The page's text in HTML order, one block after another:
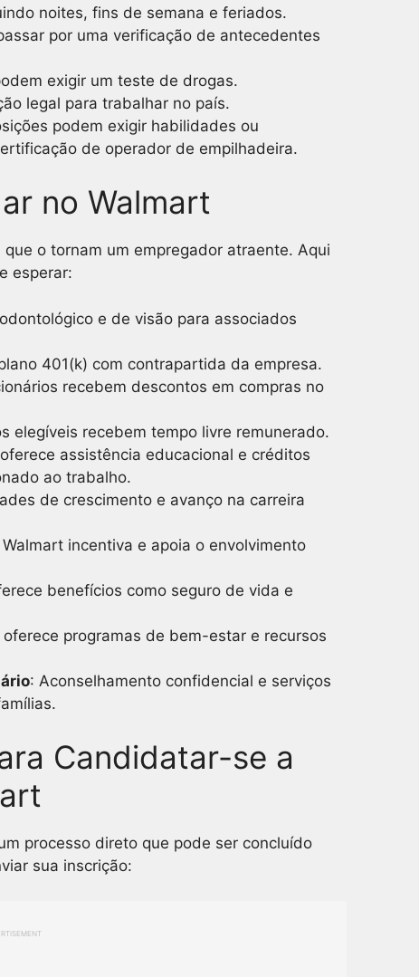
noites, fins de semana e feriados.
por uma verificação de antecedentes
exigir um teste de drogas.
legal para trabalhar no país.
podem exigir habilidades ou
de operador de empilhadeira.
no Walmart
o tornam um empregador atraente. Aqui
esperar:
e de visão para associados
401(k) com contrapartida da empresa.
recebem descontos em compras no
elegíveis recebem tempo livre remunerado.
assistência educacional e créditos
ao trabalho.
de crescimento e avanço na carreira
Walmart incentiva e apoia o envolvimento
benefícios como seguro de vida e
oferece programas de bem-estar e recursos
: Aconselhamento confidencial e serviços
Candidatar-se a
processo direto que pode ser concluído
sua inscrição: